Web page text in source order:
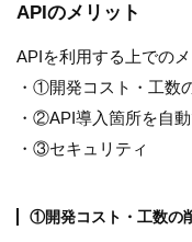
APIのメリット
APIを利用する上での
・①開発コスト・工数
・②API導入箇所を自
・③セキュリティ
①開発コスト・工数の